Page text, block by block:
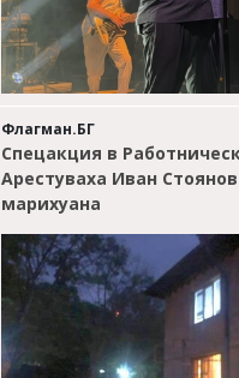
Флагман.БГ
Спецакция в
Арестуваха Иван
марихуана